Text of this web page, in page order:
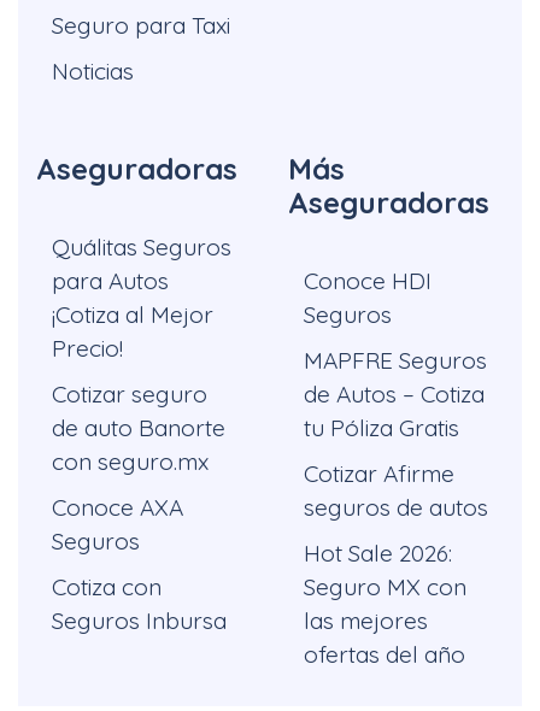
Seguro para Taxi
Noticias
Aseguradoras
Quálitas Seguros
para Autos
¡Cotiza al Mejor
Precio!
Cotizar seguro
de auto Banorte
con seguro.mx
Conoce AXA
Seguros
Cotiza con
Seguros Inbursa
Más
Aseguradoras
Conoce HDI
Seguros
MAPFRE Seguros
de Autos – Cotiza
tu Póliza Gratis
Cotizar Afirme
seguros de autos
Hot Sale 2026:
Seguro MX con
las mejores
ofertas del año